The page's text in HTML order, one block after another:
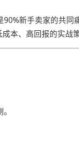
新手卖家的共同
本、高回报的实战